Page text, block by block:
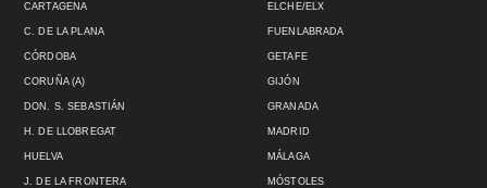
CARTAGENA
C. DE LA PLANA
CÓRDOBA
CORUÑA (A)
DON. S. SEBASTIÁN
ELCHE/ELX
FUENLABRADA
GETAFE
GIJÓN
GRANADA
H. DE LLOBREGAT
HUELVA
J. DE LA FRONTERA
MADRID
MÁLAGA
MÓSTOLES